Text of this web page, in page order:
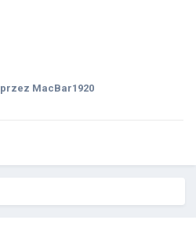
przez MacBar1920